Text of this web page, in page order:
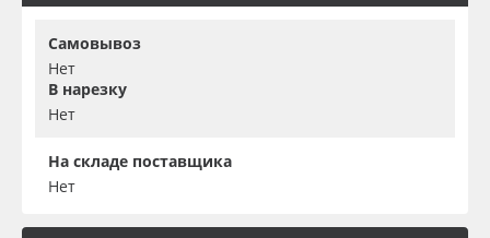
Заготовки для сувениров
Самовывоз
Нет
В нарезку
Нет
На складе поставщика
Нет